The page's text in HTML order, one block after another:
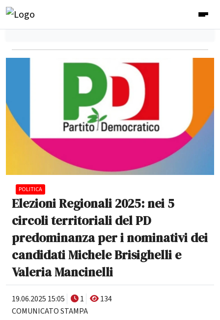
POLITICA
Elezioni Regionali 2025: nei 5
circoli territoriali del PD
predominanza per i nominativi dei
candidati Michele Brisighelli e
Valeria Mancinelli
19.06.2025 15:05 1
134
COMUNICATO STAMPA